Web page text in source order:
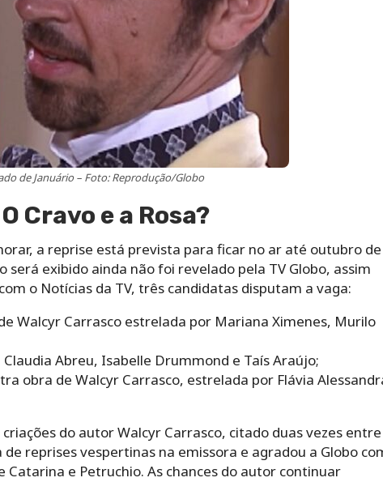
de Januário – Foto: Reprodução/Globo
Cravo e a Rosa?
a reprise está prevista para ficar no ar até outubro de
exibido ainda não foi revelado pela TV Globo, assim
o Notícias da TV, três candidatas disputam a vaga:
Walcyr Carrasco estrelada por Mariana Ximenes, Murilo
Abreu, Isabelle Drummond e Taís Araújo;
obra de Walcyr Carrasco, estrelada por Flávia
do autor Walcyr Carrasco, citado duas vezes
reprises vespertinas na emissora e agradou a Globo
e Petruchio. As chances do autor continuar